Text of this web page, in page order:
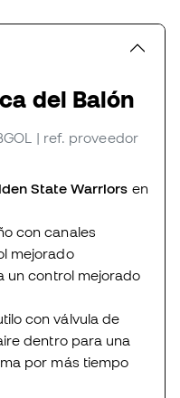
del Balón
| ref. proveedor
State Warriors en
con canales
mejorado
un control mejorado
con válvula de
dentro para una
por más tiempo